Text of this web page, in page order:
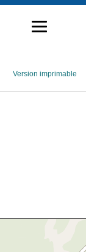
Version imprimable